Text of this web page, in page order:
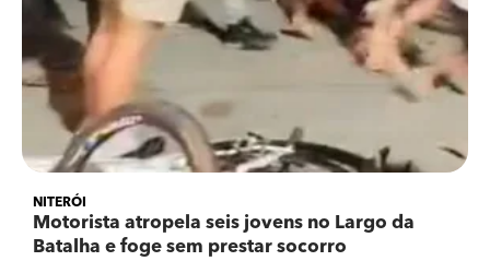
NITERÓI
Motorista atropela seis jovens no Largo da
Batalha e foge sem prestar socorro